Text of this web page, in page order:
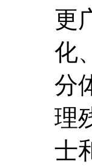
更
化
分
理
士